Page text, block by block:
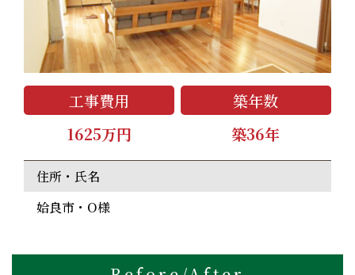
工事費用
1625万円
築年数
築36年
住所・氏名
姶良市・O様